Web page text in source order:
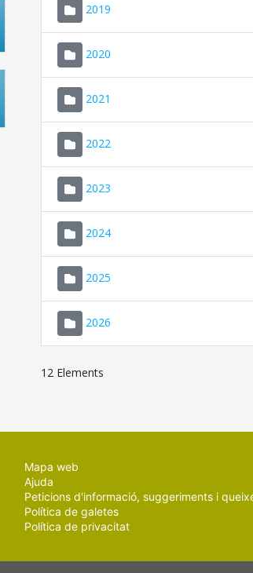
2019
2020
2021
2022
2023
2024
2025
2026
12 Elements
Mapa web
Ajuda
Peticions d'informació, suggeriments i
Política de galetes
Política de privacitat